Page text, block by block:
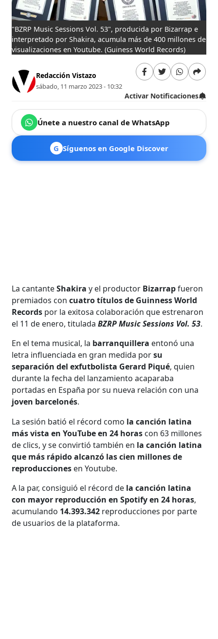
"BZRP Music Sessions Vol. 53", producida por Bizarrap e
interpretado por Shakira, acumula más de 400 millones de
visualizaciones en Youtube. (Guiness World Records)
Redacción Vistazo
sábado, 11 marzo 2023 - 10:32
Activar Notificaciones
Únete a nuestro canal de WhatsApp
G Síguenos en Google Discover
La cantanteShakiray el productor Bizarrapfueron
premiados concuatro títulos de Guinness World
Records por la exitosa colaboración que estrenaron
el 11 de enero, tituladaBZRP Music Sessions Vol. 53.
En el tema musical, la barranquillera entonó una
letra influenciada en gran medida porsu
separación del exfutbolista Gerard Piqué, quien
durante la fecha del lanzamiento acaparaba
portadas en España por su nueva relación con una
joven barcelonés.
La sesión batió el récord como la canción latina
más vista en YouTube en 24 horas con 63 millones
de clics, y se convirtió también en la canción latina
que más rápido alcanzó las cien millones de
reproducciones en Youtube.
A la par, consiguió el récord de la canción latina
con mayor reproducción en Spotify en 24 horas,
acumulando 14.393.342 reproducciones por parte
de usuarios de la plataforma.